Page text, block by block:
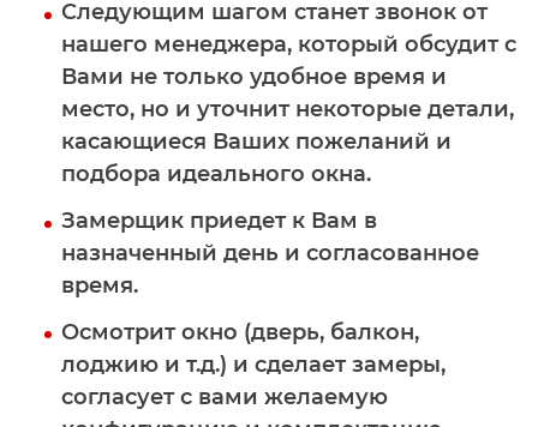
Следующим шагом станет звонок от
нашего менеджера, который обсудит с
Вами не только удобное время и
место, но и уточнит некоторые детали,
касающиеся Ваших пожеланий и
подбора идеального окна.
Замерщик приедет к Вам в
назначенный день и согласованное
время.
Осмотрит окно (дверь, балкон,
лоджию и т.д.) и сделает замеры,
согласует с вами желаемую